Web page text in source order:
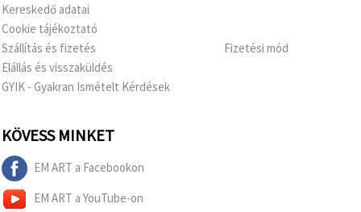
Kereskedő adatai
Cookie tájékoztató
Szállítás és fizetés
Elállás és visszaküldés
GYIK - Gyakran Ismételt Kérdések
Fizetési mód
KÖVESS MINKET
EM ART a Facebookon
EM ART a YouTube-on